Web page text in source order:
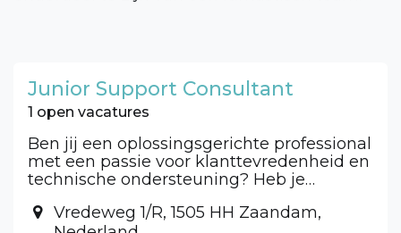
Junior Support Consultant
1 open vacatures
Ben jij een oplossingsgerichte professional
met een passie voor klanttevredenheid en
technische ondersteuning? Heb je
communicatieve vaardigheden? Dan zijn
Vredeweg 1/R, 1505 HH Zaandam,